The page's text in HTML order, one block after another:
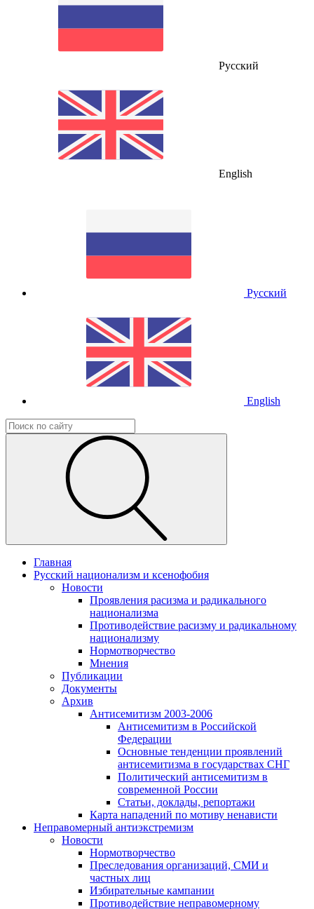
Русский
English
Русский
English
Главная
Русский национализм и ксенофобия
Новости
Проявления расизма и радикального
национализма
Противодействие расизму и радикальному
национализму
Нормотворчество
Мнения
Публикации
Документы
Архив
Антисемитизм 2003-2006
Антисемитизм в Российской
Федерации
Основные тенденции проявлений
антисемитизма в государствах СНГ
Политический антисемитизм в
современной России
Статьи, доклады, репортажи
Карта нападений по мотиву ненависти
Неправомерный антиэкстремизм
Новости
Нормотворчество
Преследования организаций, СМИ и
частных лиц
Избирательные кампании
Противодействие неправомерному